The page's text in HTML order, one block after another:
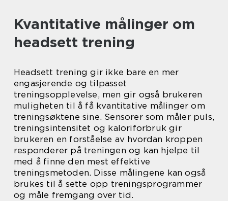
Kvantitative målinger om
headsett trening
Headsett trening gir ikke bare en mer
engasjerende og tilpasset
treningsopplevelse, men gir også brukeren
muligheten til å få kvantitative målinger om
treningsøktene sine. Sensorer som måler puls,
treningsintensitet og kaloriforbruk gir
brukeren en forståelse av hvordan kroppen
responderer på treningen og kan hjelpe til
med å finne den mest effektive
treningsmetoden. Disse målingene kan også
brukes til å sette opp treningsprogrammer
og måle fremgang over tid.